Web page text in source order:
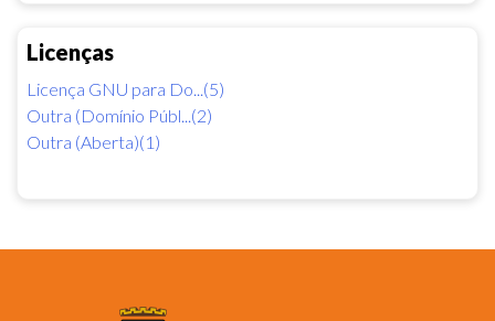
Licenças
Licença GNU para Do...(5)
Outra (Domínio Públ...(2)
Outra (Aberta)(1)